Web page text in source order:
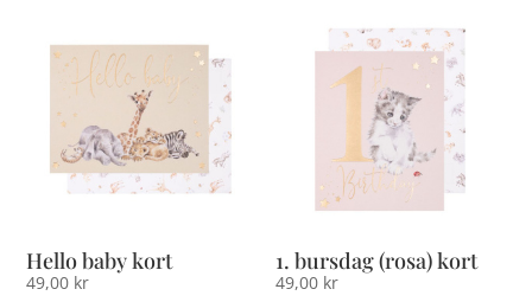
Hello baby kort
49,00 kr
1. bursdag (rosa) kort
49,00 kr